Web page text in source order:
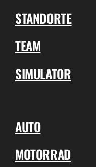
STANDORTE
TEAM
SIMULATOR
AUTO
MOTORRAD